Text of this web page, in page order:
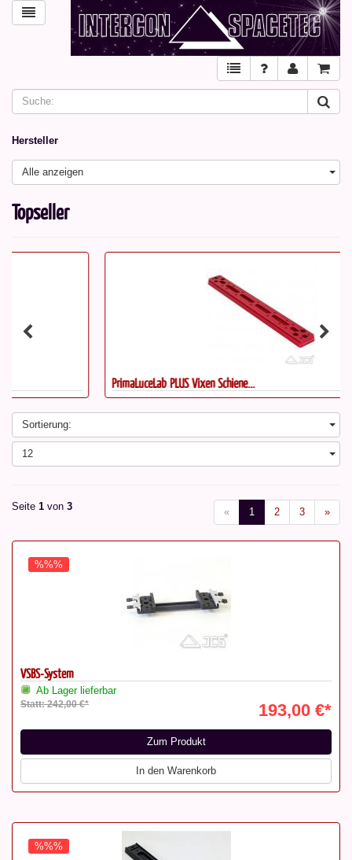
Hersteller
Alle anzeigen
Topseller
PrimaLuceLab PLUS Vixen Schiene...
Sortierung:
12
Seite 1 von 3 « 1 2 3 »
%%%
VSBS-System
Ab Lager lieferbar
Statt: 242,00 €* 193,00 €*
Zum Produkt
In den Warenkorb
%%%